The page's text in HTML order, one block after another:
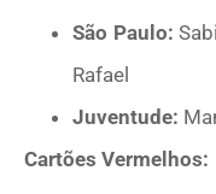
São Paulo:
Rafael
Juventude:
Cartões Vermelhos: